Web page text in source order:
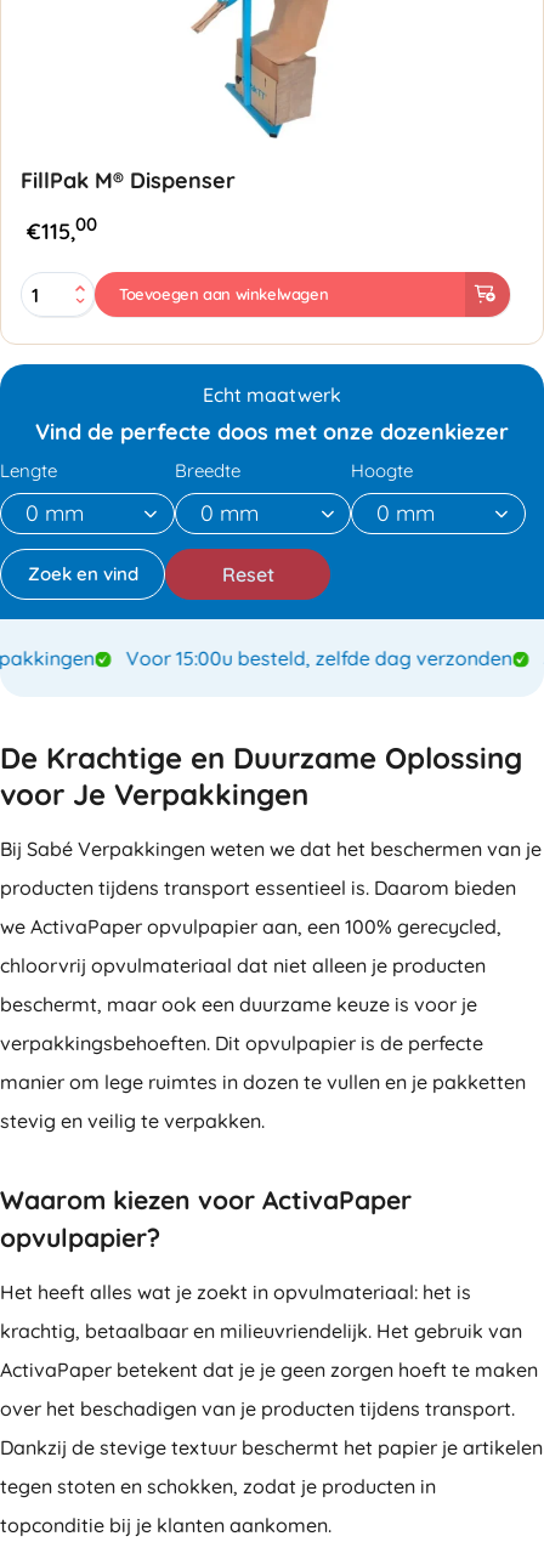
FillPak M® Dispenser
€115,00
FillPak
M®
aantal
Toevoegen aan winkelwagen
Echt maatwerk
Vind de perfecte doos met onze dozenkiezer
Lengte Breedte Hoogte
Reset
Voor 15:00u besteld, zelfde dag verzonden
De Krachtige en Duurzame Oplossing
voor Je Verpakkingen
Bij Sabé Verpakkingen weten we dat het beschermen van je
producten tijdens transport essentieel is. Daarom bieden
we ActivaPaper opvulpapier aan, een 100% gerecycled,
chloorvrij opvulmateriaal dat niet alleen je producten
beschermt, maar ook een duurzame keuze is voor je
verpakkingsbehoeften. Dit opvulpapier is de perfecte
manier om lege ruimtes in dozen te vullen en je pakketten
stevig en veilig te verpakken.
Waarom kiezen voor ActivaPaper
opvulpapier?
Het heeft alles wat je zoekt in opvulmateriaal: het is
krachtig, betaalbaar en milieuvriendelijk. Het gebruik van
ActivaPaper betekent dat je je geen zorgen hoeft te maken
over het beschadigen van je producten tijdens transport.
Dankzij de stevige textuur beschermt het papier je artikelen
tegen stoten en schokken, zodat je producten in
topconditie bij je klanten aankomen.